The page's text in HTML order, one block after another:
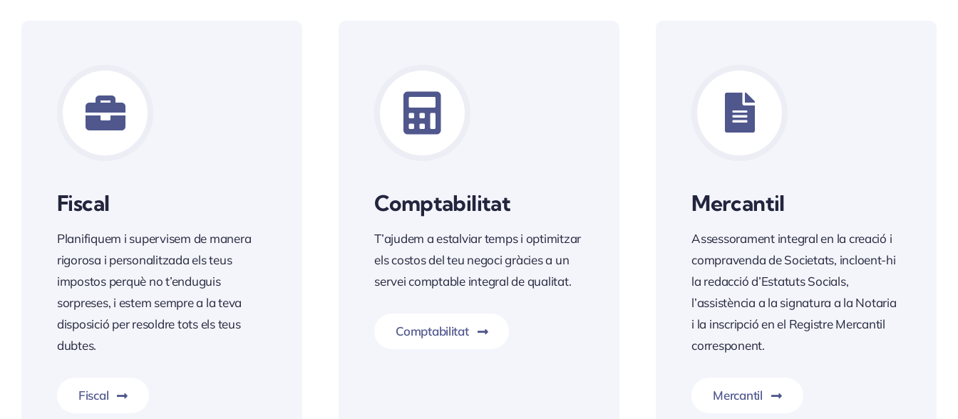
Fiscal
Planifiquem i supervisem de manera
rigorosa i personalitzada els teus
impostos perquè no t’enduguis
sorpreses, i estem sempre a la teva
disposició per resoldre tots els teus
dubtes.
Fiscal
Comptabilitat
T’ajudem a estalviar temps i optimitzar
els costos del teu negoci gràcies a un
servei comptable integral de qualitat.
Comptabilitat
Mercantil
Assessorament integral en la creació i
compravenda de Societats, incloent-hi
la redacció d’Estatuts Socials,
l’assistència a la signatura a la Notaria
i la inscripció en el Registre Mercantil
corresponent.
Mercantil